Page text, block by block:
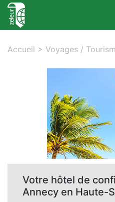
Accueil > Voyages /
Votre hôtel de
Annecy en Haute-